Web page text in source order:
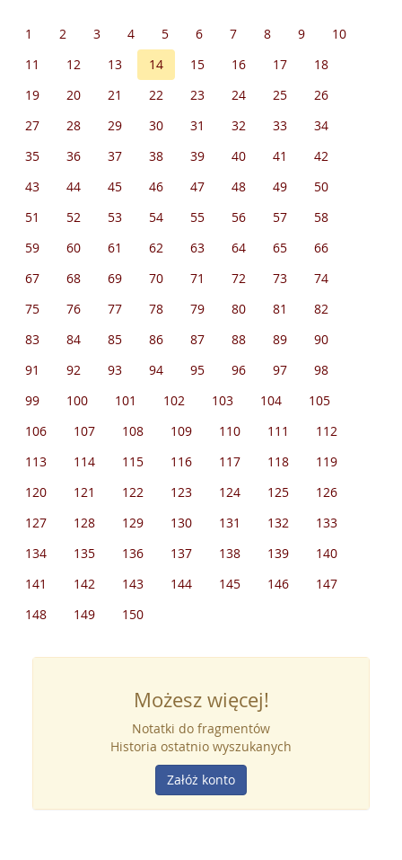
1 2 3 4 5 6 7 8 9
10
11
12 13 14 15 16 17
18
19
20 21 22 23 24 25
26
27
28 29 30 31 32 33
34
35
36 37 38 39 40 41
42
43
44 45 46 47 48 49
50
51
52 53 54 55 56 57
58
59
60 61 62 63 64 65
66
67
68 69 70 71 72 73
74
75
76 77 78 79 80 81
82
83
84 85 86 87 88 89
90
91
92 93 94 95 96 97
98
99
100 101 102 103 104
105
106
107 108 109 110 111
112
113
114 115 116 117 118
119
120
121 122 123 124 125
126
127
128 129 130 131 132
133
134
135 136 137 138 139
140
141
142 143 144 145 146
147
148
149 150
Możesz więcej!
Notatki do fragmentów
Historia ostatnio wyszukanych
Załóż konto